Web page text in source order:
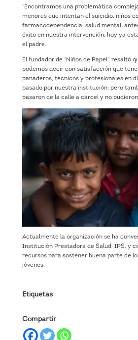
“Encontramos una problemática
menores que intentan el suicidio, niños
farmacodependencia, salud mental,
éxito en nuestra intervención, hoy ya
el padre.
El fundador de “Niños de Papel” resaltó
podemos decir con satisfacción que
panaderos, técnicos y profesionales en
pasado por nuestra institución; pero
pasaron de la calle a cárcel y no
Actualmente la organización se ha
Institución Prestadora de Salud, IPS, y
recursos para sostener buena parte de
jóvenes.
Etiquetas
Compartir